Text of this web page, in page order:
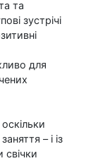
та
зустрічі
для
– і із
свічки